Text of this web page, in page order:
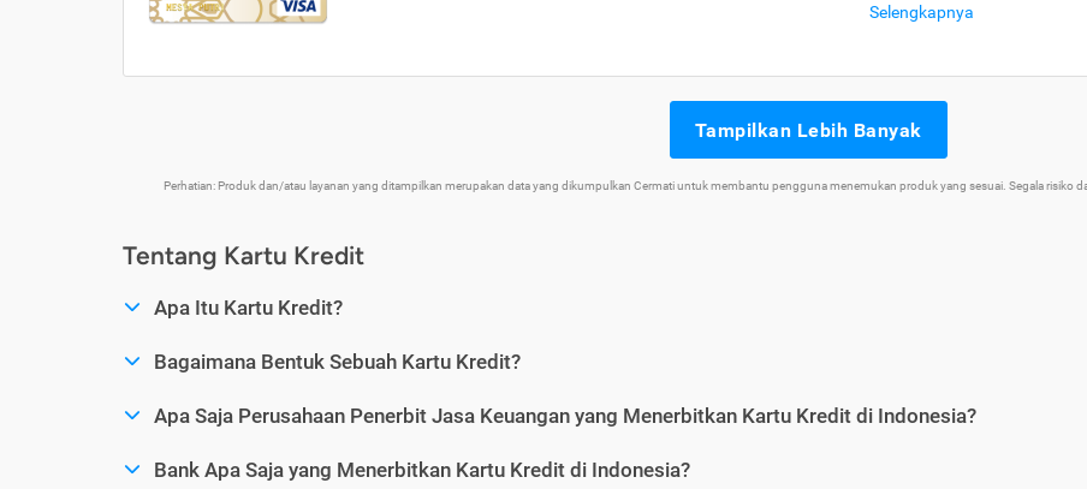
Selengkapnya
Tampilkan Lebih Banyak
Perhatian: Produk dan/atau layanan yang ditampilkan merupakan data yang dikumpulkan Cermati untuk membantu pengguna menemukan produk yang sesuai. Segala risiko
Tentang Kartu Kredit
Apa Itu Kartu Kredit?
Bagaimana Bentuk Sebuah Kartu Kredit?
Apa Saja Perusahaan Penerbit Jasa Keuangan yang Menerbitkan Kartu Kredit di Indonesia?
Bank Apa Saja yang Menerbitkan Kartu Kredit di Indonesia?